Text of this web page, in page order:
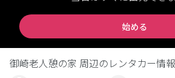
始める
御崎老人憩の家 周辺のレンタカー情報